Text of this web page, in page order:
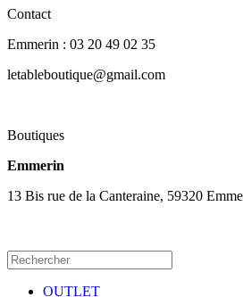
Contact
Emmerin : 03 20 49 02 35
letableboutique@gmail.com
Boutiques
Emmerin
13 Bis rue de la Canteraine, 59320
OUTLET